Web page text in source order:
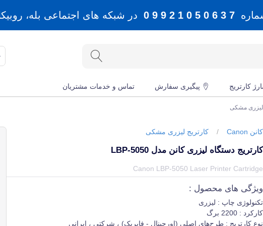
7 3 6 0 5 0 1 2 9 9 0 در شبکه های اجتماعی بله، روبیکا
کارتریج پیگیری سفارش تماس و خدمات مشتریان
لیزری مشکی
کانن Canon / کارتریج لیزری مشکی
کارتریج دستگاه لیزری کانن مدل LBP-5050
Canon LBP-5050 Laser Printer Cartridge
ویژگی های محصول :
تکنولوژی چاپ : لیزری
کارکرد : 2200 برگ
نوع کارتریج : طرح‌های اصلی (اورجینال - فابریک) ، شرکتی ، ایرانی